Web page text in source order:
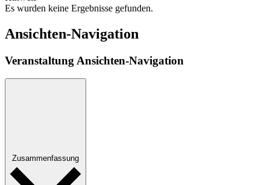
Es wurden keine Ergebnisse gefunden.
Ansichten-Navigation
Veranstaltung Ansichten-Navigation
Zusammenfassung